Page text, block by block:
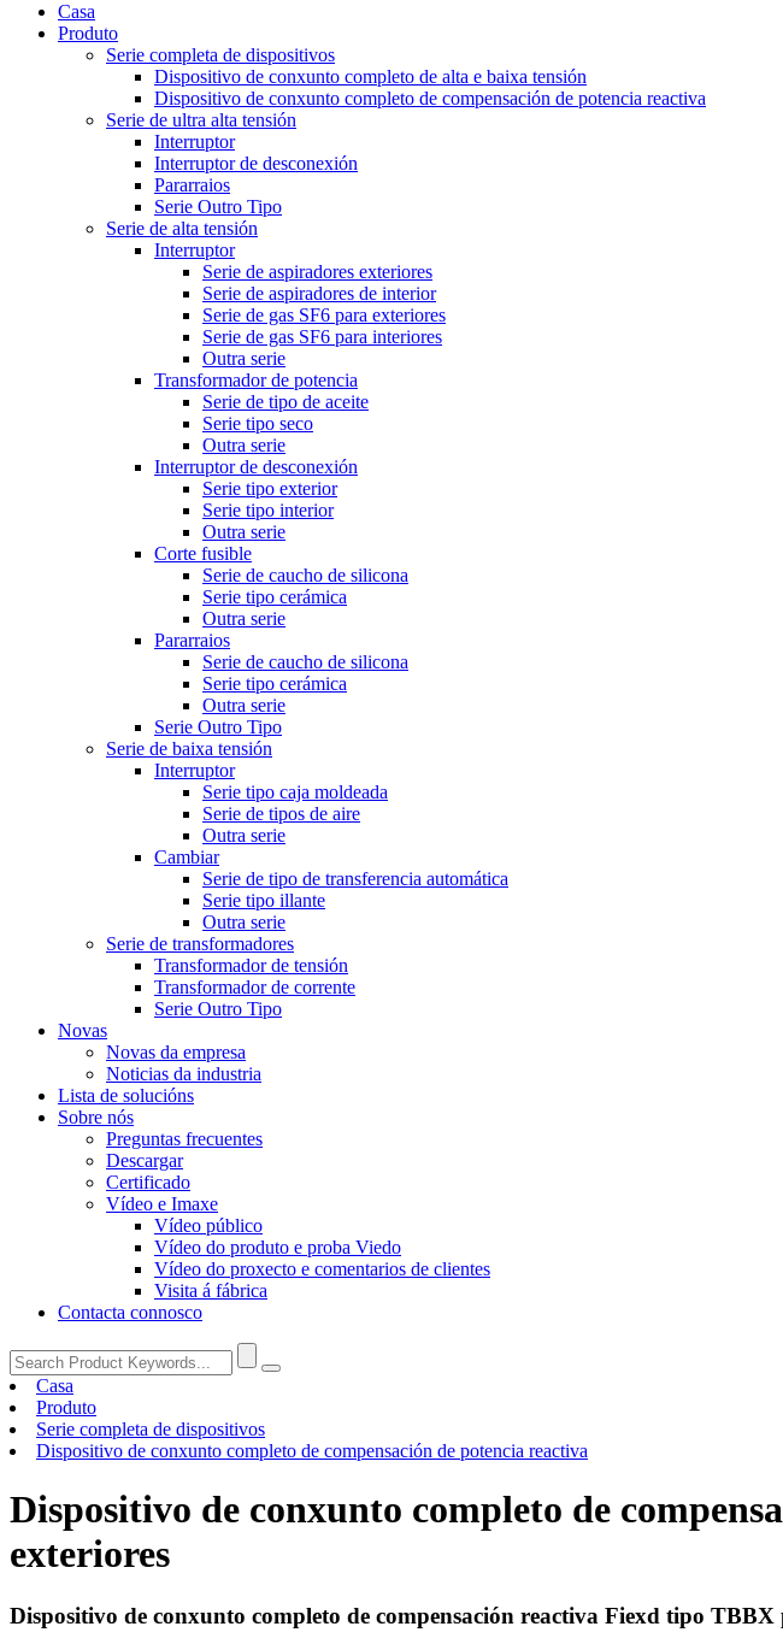
Casa
Produto
Serie completa de dispositivos
Dispositivo de conxunto completo de alta e baixa tensión
Dispositivo de conxunto completo de compensación de potencia reactiva
Serie de ultra alta tensión
Interruptor
Interruptor de desconexión
Pararraios
Serie Outro Tipo
Serie de alta tensión
Interruptor
Serie de aspiradores exteriores
Serie de aspiradores de interior
Serie de gas SF6 para exteriores
Serie de gas SF6 para interiores
Outra serie
Transformador de potencia
Serie de tipo de aceite
Serie tipo seco
Outra serie
Interruptor de desconexión
Serie tipo exterior
Serie tipo interior
Outra serie
Corte fusible
Serie de caucho de silicona
Serie tipo cerámica
Outra serie
Pararraios
Serie de caucho de silicona
Serie tipo cerámica
Outra serie
Serie Outro Tipo
Serie de baixa tensión
Interruptor
Serie tipo caja moldeada
Serie de tipos de aire
Outra serie
Cambiar
Serie de tipo de transferencia automática
Serie tipo illante
Outra serie
Serie de transformadores
Transformador de tensión
Transformador de corrente
Serie Outro Tipo
Novas
Novas da empresa
Noticias da industria
Lista de solucións
Sobre nós
Preguntas frecuentes
Descargar
Certificado
Vídeo e Imaxe
Vídeo público
Vídeo do produto e proba Viedo
Vídeo do proxecto e comentarios de clientes
Visita á fábrica
Contacta connosco
Casa
Produto
Serie completa de dispositivos
Dispositivo de conxunto completo de compensación de potencia reactiva
Dispositivo de conxunto completo de
exteriores
Dispositivo de conxunto completo de compensación reactiva Fiexd tipo TBBX